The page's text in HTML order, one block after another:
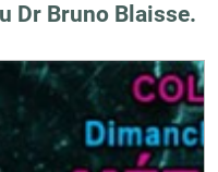
Dr Bruno Blaisse.